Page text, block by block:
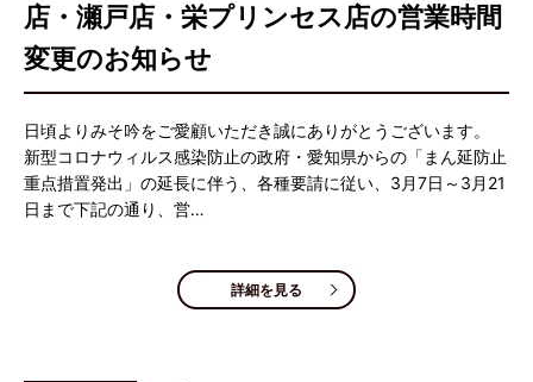
店・瀬戸店・栄プリンセス店の営業時間
変更のお知らせ
日頃よりみそ吟をご愛顧いただき誠にありがとうございます。
新型コロナウィルス感染防止の政府・愛知県からの「まん延防止
重点措置発出」の延長に伴う、各種要請に従い、3月7日～3月21
日まで下記の通り、営…
詳細を見る